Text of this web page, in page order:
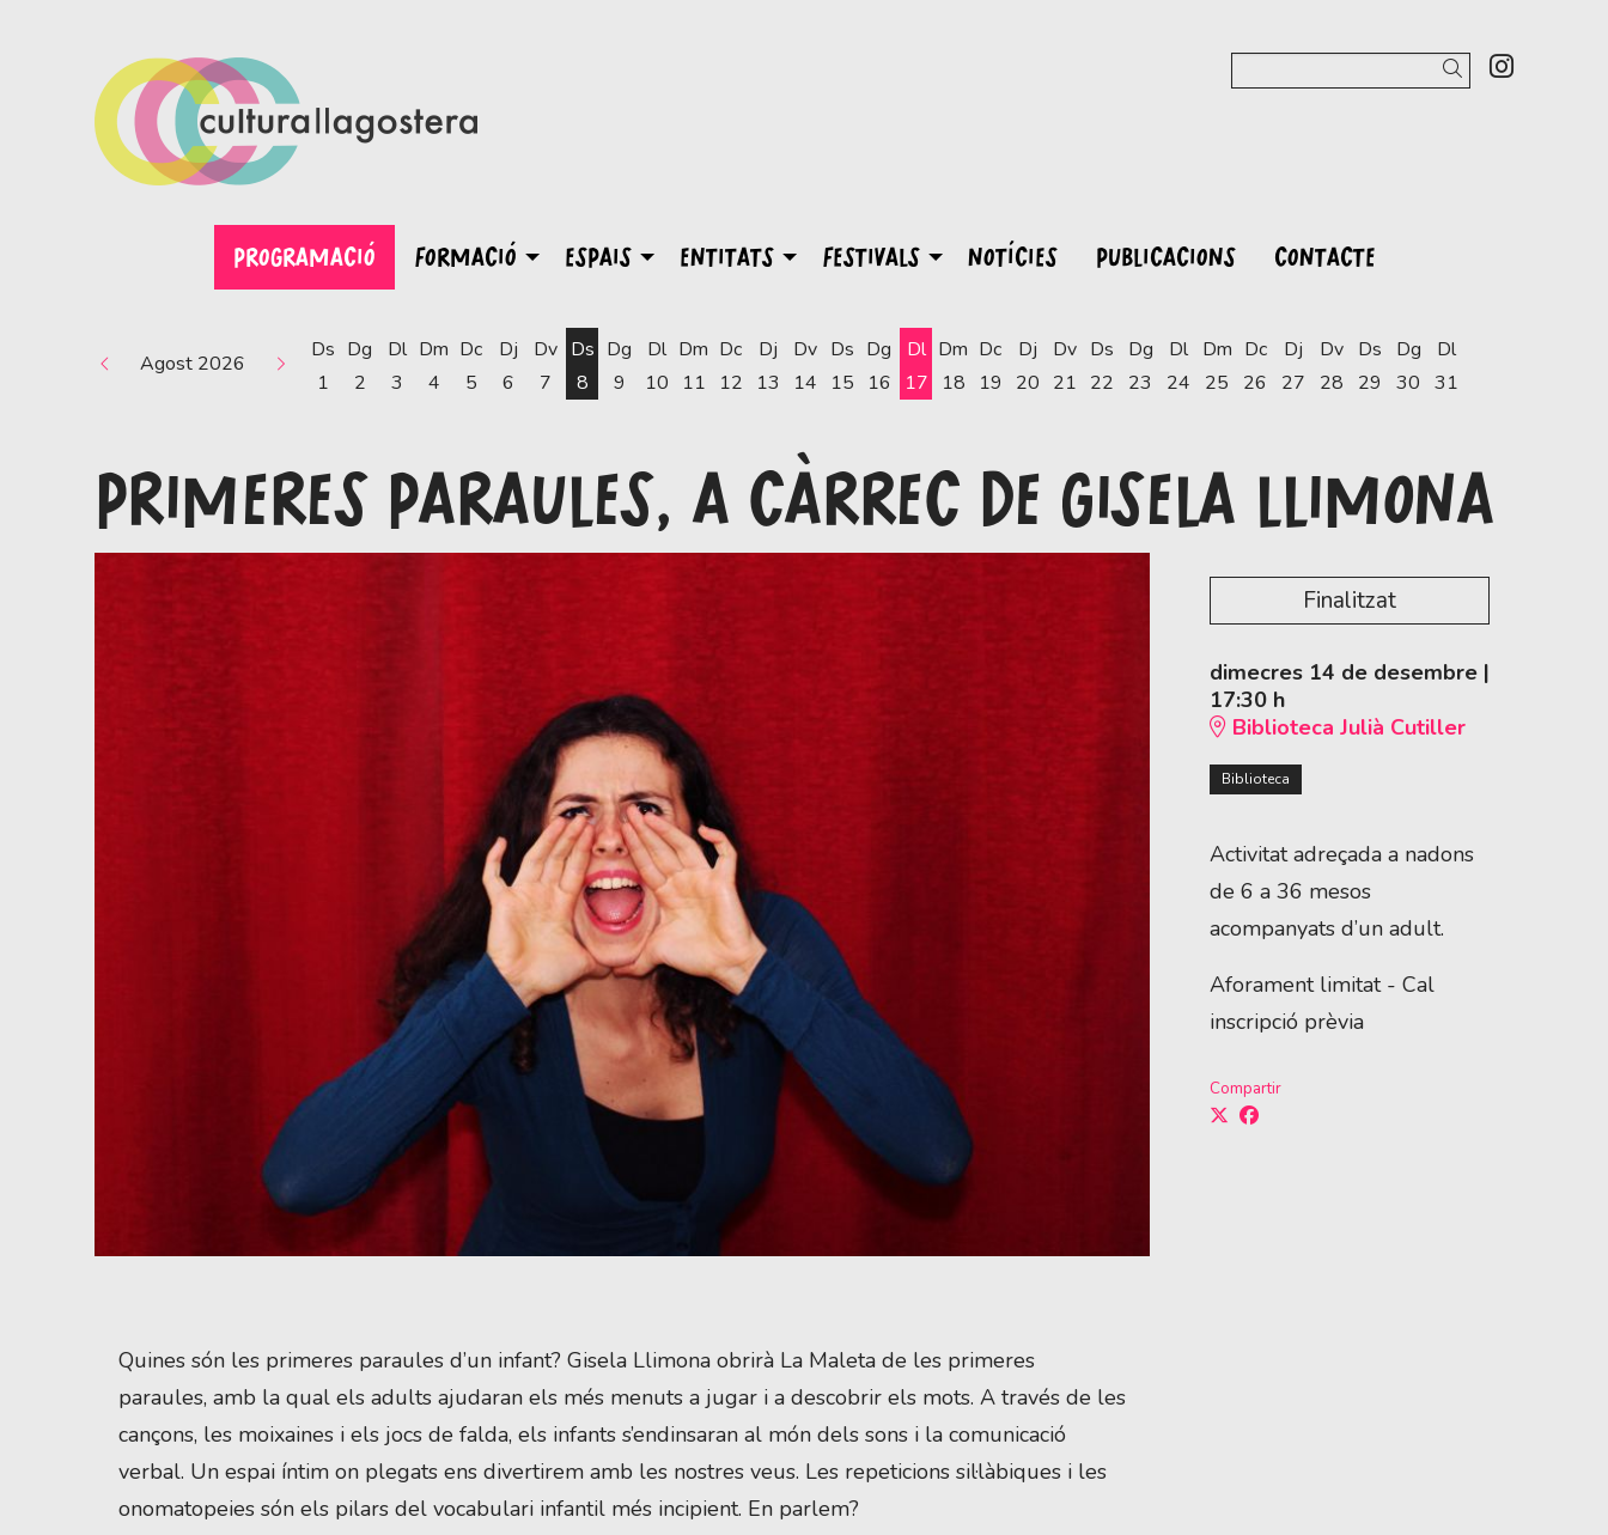
Link a
Cercar
PROGRAMACIÓ FORMACIÓ ESPAIS ENTITATS FESTIVALS NOTÍCIES PUBLICACIONS CONTACTE
Agost 2026
Ds
1
Dg
2
Dl
3
Dm
4
Dc
5
Dj
6
Dv
7
Ds
8
Dg
9
Dl
10
Dm
11
Dc
12
Dj
13
Dv
14
Ds
15
Dg
16
Dl
17
Dm
18
Dc
19
Dj
20
Dv
21
Ds
22
Dg
23
Dl
24
Dm
25
Dc
26
Dj
27
Dv
28
Ds
29
Dg
30
Dl
31
PRIMERES PARAULES, A CÀRREC DE GISELA LLIMONA
Finalitzat
dimecres 14 de desembre |
17:30 h
Biblioteca Julià Cutiller
Biblioteca
Activitat adreçada a nadons
de 6 a 36 mesos
acompanyats d’un adult.
Aforament limitat - Cal
inscripció prèvia
Compartir
Quines són les primeres paraules d’un infant? Gisela Llimona obrirà La Maleta de les primeres
paraules, amb la qual els adults ajudaran els més menuts a jugar i a descobrir els mots. A través de les
cançons, les moixaines i els jocs de falda, els infants s’endinsaran al món dels sons i la comunicació
verbal. Un espai íntim on plegats ens divertirem amb les nostres veus. Les repeticions sil·làbiques i les
onomatopeies són els pilars del vocabulari infantil més incipient. En parlem?